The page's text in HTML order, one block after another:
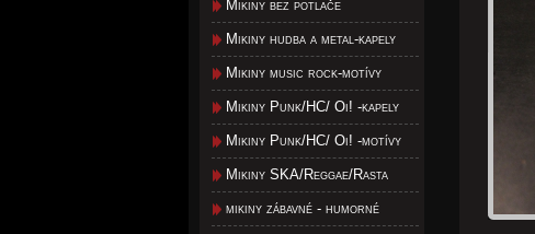
Mikiny bez potlače
Mikiny hudba a metal-kapely
Mikiny music rock-motívy
Mikiny Punk/HC/ Oi! -kapely
Mikiny Punk/HC/ Oi! -motívy
Mikiny SKA/Reggae/Rasta
mikiny zábavné - humorné